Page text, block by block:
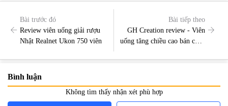
Bài trước đó
Review viên uống giải rượu
Nhật Realnet Ukon 750 viên
Bài tiếp theo
GH Creation review - Viên
uống tăng chiều cao bán chạy
Bình luận
Không tìm thấy nhận xét phù hợp